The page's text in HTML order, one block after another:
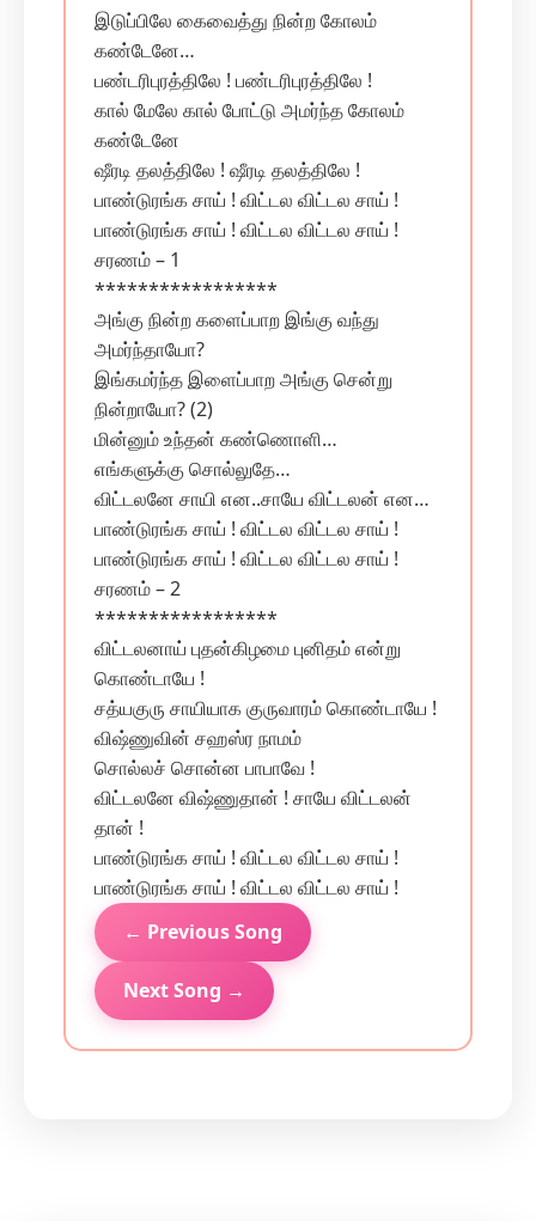
இடுப்பிலே கைவைத்து நின்ற கோலம்
கண்டேனே…
பண்டரிபுரத்திலே ! பண்டரிபுரத்திலே !
கால் மேலே கால் போட்டு அமர்ந்த கோலம்
கண்டேனே
ஷீரடி தலத்திலே ! ஷீரடி தலத்திலே !
பாண்டுரங்க சாய் ! விட்டல விட்டல சாய் !
பாண்டுரங்க சாய் ! விட்டல விட்டல சாய் !
சரணம் – 1
*****************
அங்கு நின்ற களைப்பாற இங்கு வந்து
அமர்ந்தாயோ?
இங்கமர்ந்த இளைப்பாற அங்கு சென்று
நின்றாயோ? (2)
மின்னும் உந்தன் கண்ணொளி…
எங்களுக்கு சொல்லுதே…
விட்டலனே சாயி என..சாயே விட்டலன் என…
பாண்டுரங்க சாய் ! விட்டல விட்டல சாய் !
பாண்டுரங்க சாய் ! விட்டல விட்டல சாய் !
சரணம் – 2
*****************
விட்டலனாய் புதன்கிழமை புனிதம் என்று
கொண்டாயே !
சத்யகுரு சாயியாக குருவாரம் கொண்டாயே !
விஷ்ணுவின் சஹஸ்ர நாமம்
சொல்லச் சொன்ன பாபாவே !
விட்டலனே விஷ்ணுதான் ! சாயே விட்டலன்
தான் !
பாண்டுரங்க சாய் ! விட்டல விட்டல சாய் !
பாண்டுரங்க சாய் ! விட்டல விட்டல சாய் !
← Previous Song
Next Song →